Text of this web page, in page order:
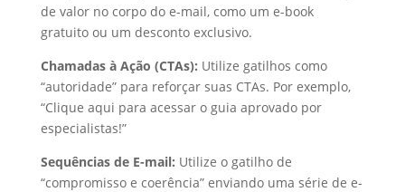
de valor no corpo do e-mail, como um e-book
gratuito ou um desconto exclusivo.
Chamadas à Ação (CTAs): Utilize gatilhos como
“autoridade” para reforçar suas CTAs. Por exemplo,
“Clique aqui para acessar o guia aprovado por
especialistas!”
Sequências de E-mail: Utilize o gatilho de
“compromisso e coerência” enviando uma série de e-